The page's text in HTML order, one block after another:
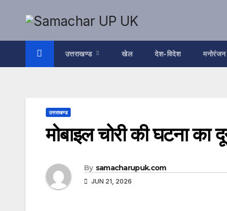
उत्तराखण्ड खेल देश-विदेश मनोरंजन
उत्तराखण्ड
मोबाइल चोरी की घटना का
By samacharupuk.com
JUN 21, 2026